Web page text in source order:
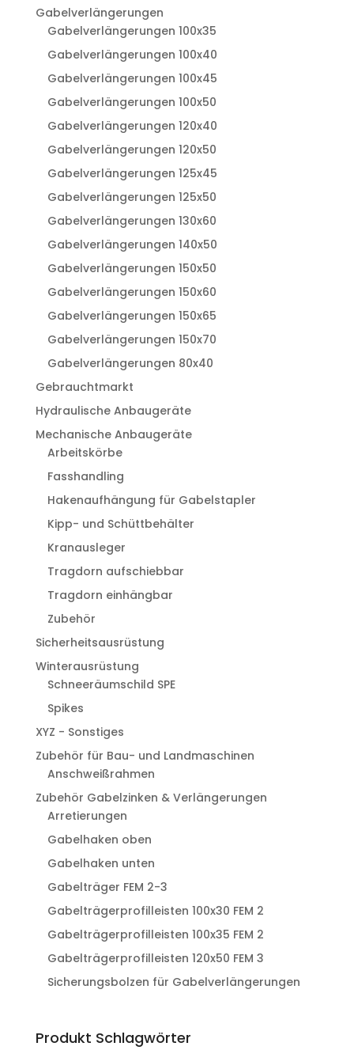
Gabelverlängerungen
Gabelverlängerungen 100x35
Gabelverlängerungen 100x40
Gabelverlängerungen 100x45
Gabelverlängerungen 100x50
Gabelverlängerungen 120x40
Gabelverlängerungen 120x50
Gabelverlängerungen 125x45
Gabelverlängerungen 125x50
Gabelverlängerungen 130x60
Gabelverlängerungen 140x50
Gabelverlängerungen 150x50
Gabelverlängerungen 150x60
Gabelverlängerungen 150x65
Gabelverlängerungen 150x70
Gabelverlängerungen 80x40
Gebrauchtmarkt
Hydraulische Anbaugeräte
Mechanische Anbaugeräte
Arbeitskörbe
Fasshandling
Hakenaufhängung für Gabelstapler
Kipp- und Schüttbehälter
Kranausleger
Tragdorn aufschiebbar
Tragdorn einhängbar
Zubehör
Sicherheitsausrüstung
Winterausrüstung
Schneeräumschild SPE
Spikes
XYZ - Sonstiges
Zubehör für Bau- und Landmaschinen
Anschweißrahmen
Zubehör Gabelzinken & Verlängerungen
Arretierungen
Gabelhaken oben
Gabelhaken unten
Gabelträger FEM 2-3
Gabelträgerprofilleisten 100x30 FEM 2
Gabelträgerprofilleisten 100x35 FEM 2
Gabelträgerprofilleisten 120x50 FEM 3
Sicherungsbolzen für Gabelverlängerungen
Produkt Schlagwörter